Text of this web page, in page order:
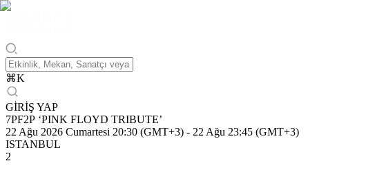
⌘K
GİRİŞ YAP
7PF2P ‘PINK FLOYD TRIBUTE’
22 Ağu 2026 Cumartesi 20:30 (GMT+3) - 22 Ağu 23:45 (GMT+3)
ISTANBUL
2